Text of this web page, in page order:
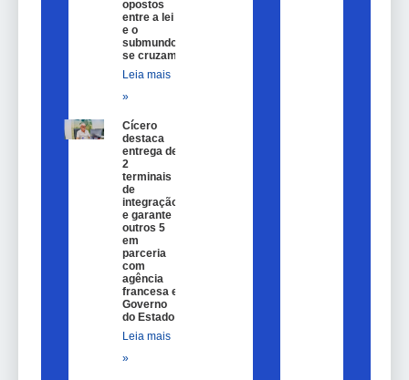
opostos
entre a lei
e o
submundo
se cruzam
Leia mais
»
Cícero
destaca
entrega de
2
terminais
de
integração
e garante
outros 5
em
parceria
com
agência
francesa e
Governo
do Estado
Leia mais
»